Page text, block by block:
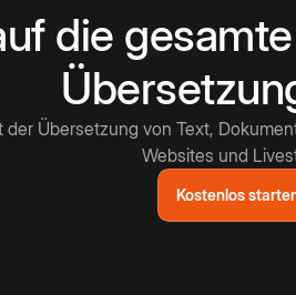
die
der Übersetzung von Text,
Websites und
Kostenlos